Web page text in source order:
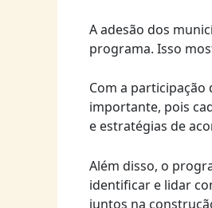
A adesão dos
programa. Isso
Com a participação
importante, pois
e estratégias de
Além disso, o
identificar e lidar
juntos na